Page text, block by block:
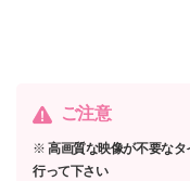
ご注意
※ 高画質な映像が不要な
行って下さい